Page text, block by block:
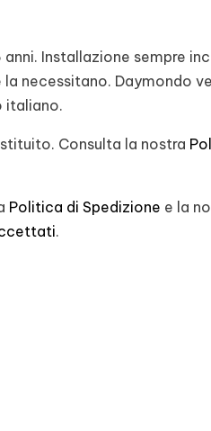
Installazione sempre
necessitano. Daymondo
italiano.
Consulta la nostra
Politica di Spedizione e la
.